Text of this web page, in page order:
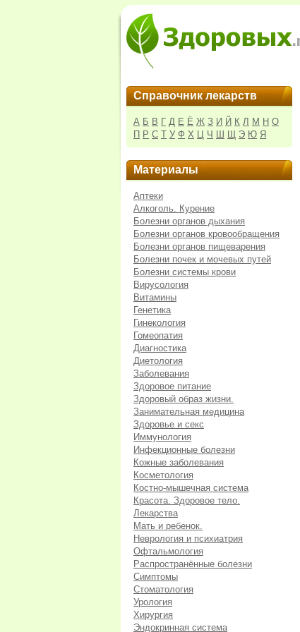
Справочник лекарств
А Б В Г Д Е Ё Ж З И Й К Л М Н О
П Р С Т У Ф Х Ц Ч Ш Щ Э Ю Я
Материалы
Аптеки
Алкоголь. Курение
Болезни органов дыхания
Болезни органов кровообращения
Болезни органов пищеварения
Болезни почек и мочевых путей
Болезни системы крови
Вирусология
Витамины
Генетика
Гинекология
Гомеопатия
Диагностика
Диетология
Заболевания
Здоровое питание
Здоровый образ жизни.
Занимательная медицина
Здоровье и секс
Иммунология
Инфекционные болезни
Кожные заболевания
Косметология
Костно-мышечная система
Красота. Здоровое тело.
Лекарства
Мать и ребенок.
Неврология и психиатрия
Офтальмология
Распространённые болезни
Симптомы
Стоматология
Урология
Хирургия
Эндокринная система